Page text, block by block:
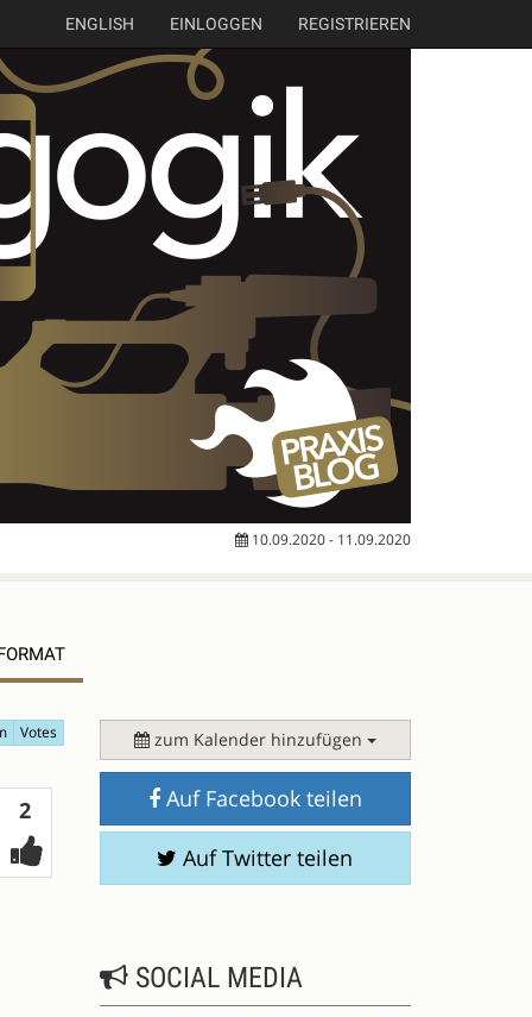
ENGLISH EINLOGGEN REGISTRIEREN
10.09.2020 - 11.09.2020
Votes
2Votes
zum Kalender hinzufügen
Auf Facebook teilen
Auf Twitter teilen
SOCIAL MEDIA